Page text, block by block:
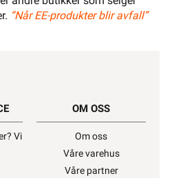
“Når EE-produkter blir avfall”
Vi
OM OSS
Om oss
Våre varehus
Våre partner